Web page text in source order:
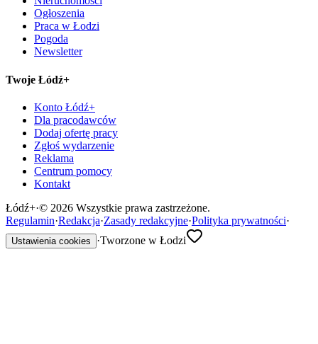
Ogłoszenia
Praca w Łodzi
Pogoda
Newsletter
Twoje Łódź+
Konto Łódź+
Dla pracodawców
Dodaj ofertę pracy
Zgłoś wydarzenie
Reklama
Centrum pomocy
Kontakt
Łódź+·© 2026 Wszystkie prawa zastrzeżone.
Regulamin·Redakcja·Zasady redakcyjne·Polityka prywatności·
Ustawienia cookies ·Tworzone w Łodzi